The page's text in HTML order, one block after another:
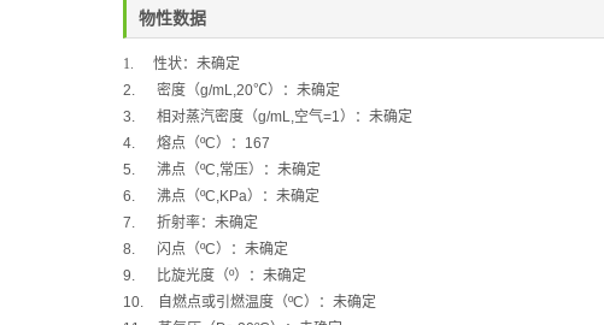
物性数据
1.
性状：未确定
2.
密度（g/mL,20℃）：未确定
3.
相对蒸汽密度（g/mL,空气=1）：未确定
4.
熔点（ºC）： 167
5.
沸点（ºC,常压）：未确定
6.
沸点（ºC,KPa）：未确定
7.
折射率：未确定
8.
闪点（ºC）：未确定
9.
比旋光度（º）：未确定
10.
自燃点或引燃温度（ºC）：未确定